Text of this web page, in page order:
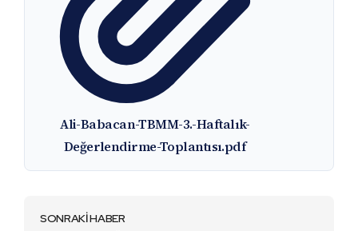
Ali-Babacan-TBMM-3.-Haftalık-
Değerlendirme-Toplantısı.pdf
SONRAKİ HABER